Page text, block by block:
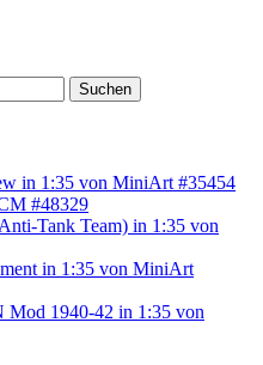
Suchen
in 1:35 von MiniArt #35454
#48329
Tank Team) in 1:35 von
in 1:35 von MiniArt
Mod 1940-42 in 1:35 von